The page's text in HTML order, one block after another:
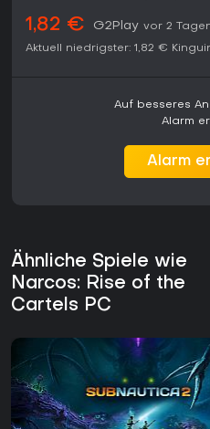
1,82 € G2Play vor 2
Aktuell niedrigster: 1,82 €
Auf besseres
Alarm
Alarm
Ähnliche Spiele wie
Narcos: Rise of the
Cartels PC